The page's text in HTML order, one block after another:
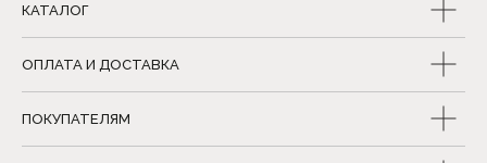
КАТАЛОГ
ОПЛАТА И ДОСТАВКА
ПОКУПАТЕЛЯМ